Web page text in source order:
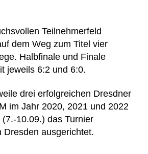
Teilnehmerfeld
dem Weg zum Titel vier
Halbfinale und Finale
jeweils 6:2 und 6:0.
drei erfolgreichen Dresdner
im Jahr 2020, 2021 und 2022
10.09.) das Turnier
Dresden ausgerichtet.